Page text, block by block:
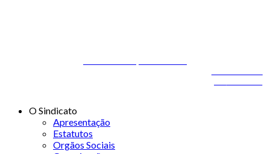
O Sindicato
Apresentação
Estatutos
Orgãos Sociais